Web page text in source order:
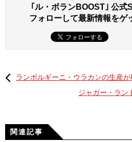
｢ル・ボランBOOST｣ 公式
フォローして最新情報をゲ
ランボルギーニ・ウラカンの生産が
ジャガー・ラン
関連記事